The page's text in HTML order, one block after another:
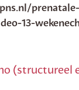
13-
(structureel